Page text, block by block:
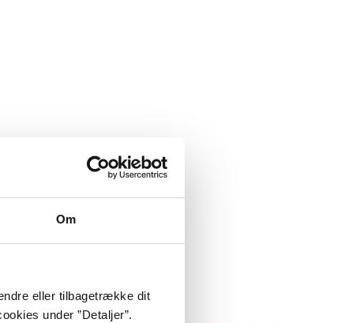
Om
eller tilbagetrække dit
under ”Detaljer”.